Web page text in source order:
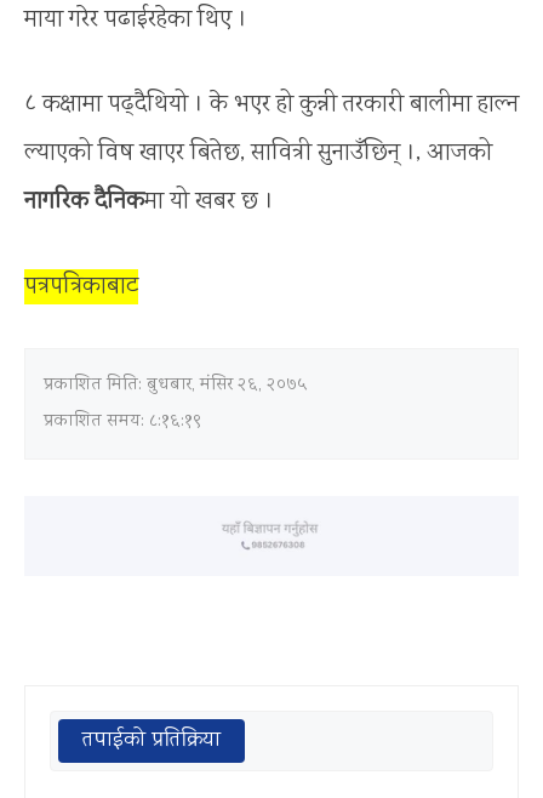
माया गरेर पढाईरहेका थिए ।
८ कक्षामा पढ्दैथियो । के भएर हो कुन्नी तरकारी बालीमा हाल्न
ल्याएको विष खाएर बितेछ, सावित्री सुनाउँछिन् ।, आजको
नागरिक दैनिकमा यो खबर छ ।
पत्रपत्रिकाबाट
प्रकाशित मिति: बुधबार, मंसिर २६, २०७५
प्रकाशित समय: ८:१६:१९
तपाईको प्रतिक्रिया